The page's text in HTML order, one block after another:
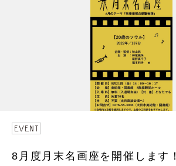
8月度月末名画座を開催します！